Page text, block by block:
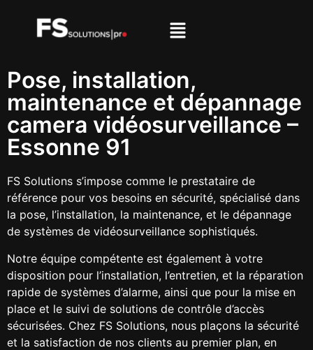
Pose, installation,
maintenance et dépannage
camera vidéosurveillance –
Essonne 91
FS Solutions s’impose comme le prestataire de
référence pour vos besoins en sécurité, spécialisé dans
la pose, l’installation, la maintenance, et le dépannage
de systèmes de vidéosurveillance sophistiqués.
Notre équipe compétente est également à votre
disposition pour l’installation, l’entretien, et la réparation
rapide de systèmes d’alarme, ainsi que pour la mise en
place et le suivi de solutions de contrôle d’accès
sécurisées. Chez FS Solutions, nous plaçons la sécurité
et la satisfaction de nos clients au premier plan, en